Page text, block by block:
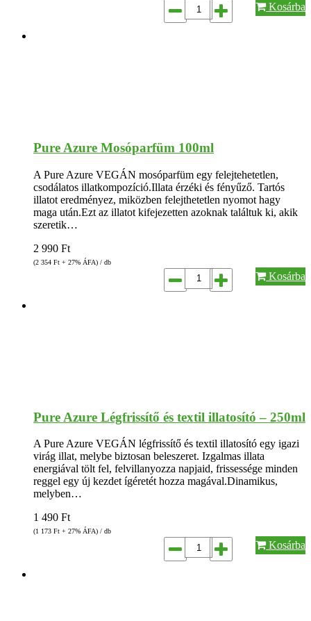
Kosárba
Pure Azure Mosóparfüm 100ml
A Pure Azure VEGÁN mosóparfüm egy felejtehetetlen,
csodálatos illatkompozíció.Illata érzéki és fényűző. Tartós
illatot eredményez, miközben felejthetetlen nyomot hagy
maga után.Ezt az illatot kifejezetten azoknak találtuk ki, akik
szeretik…
2 990 Ft
(2 354 Ft + 27% ÁFA) / db
Kosárba
Pure Azure Légfrissítő és textil illatosító – 250ml
A Pure Azure VEGÁN légfrissítő és textil illatosító egy igazi
virág illat, melybe biztosan beleszeret. Izgalmas illata
energiával tölt fel, felvillanyozza napjaid, frissessége minden
reggel egy új kezdet ígéretét hozza magával.Dinamikus,
melyben…
1 490 Ft
(1 173 Ft + 27% ÁFA) / db
Kosárba